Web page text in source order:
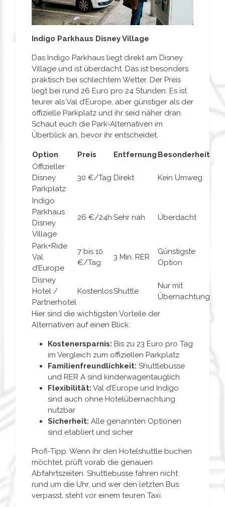
Indigo Parkhaus Disney Village
Das Indigo Parkhaus liegt direkt am Disney
Village und ist überdacht. Das ist besonders
praktisch bei schlechtem Wetter. Der Preis
liegt bei rund 26 Euro pro 24 Stunden. Es ist
teurer als Val d’Europe, aber günstiger als der
offizielle Parkplatz und ihr seid näher dran.
Schaut euch die Park-Alternativen im
Überblick an, bevor ihr entscheidet.
Option Preis Entfernung Besonderheit
Offizieller
Disney
Parkplatz
30 €/Tag Direkt Kein Umweg
Indigo
Parkhaus
Disney
Village
26 €/24h Sehr nah Überdacht
Park+Ride
Val
d’Europe
7 bis 10
€/Tag
3 Min. RER
Günstigste
Option
Disney
Hotel /
Partnerhotel
KostenlosShuttle
Nur mit
Übernachtung
Hier sind die wichtigsten Vorteile der
Alternativen auf einen Blick:
Kostenersparnis: Bis zu 23 Euro pro Tag
im Vergleich zum offiziellen Parkplatz
Familienfreundlichkeit: Shuttlebusse
und RER A sind kinderwagentauglich
Flexibilität: Val d’Europe und Indigo
sind auch ohne Hotelübernachtung
nutzbar
Sicherheit: Alle genannten Optionen
sind etabliert und sicher
Profi-Tipp: Wenn ihr den Hotelshuttle buchen
möchtet, prüft vorab die genauen
Abfahrtszeiten. Shuttlebusse fahren nicht
rund um die Uhr, und wer den letzten Bus
verpasst, steht vor einem teuren Taxi.